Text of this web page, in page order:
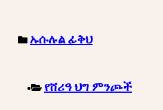
ኡሱሉል ፊቅህ
የሸሪዓ ህግ ምንጮች